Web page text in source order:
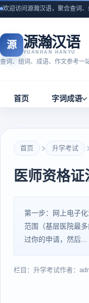
欢迎访问源瀚汉语，聚合查词
源 源瀚汉语
YUANHAN HANYU
查词、组词、成语、作文参考一
首页 字词成语
首页 升学考试
医师资格
第一步：网上电子
范围（基层医院最
过你的申请，然后...
栏目：升学考试作者：